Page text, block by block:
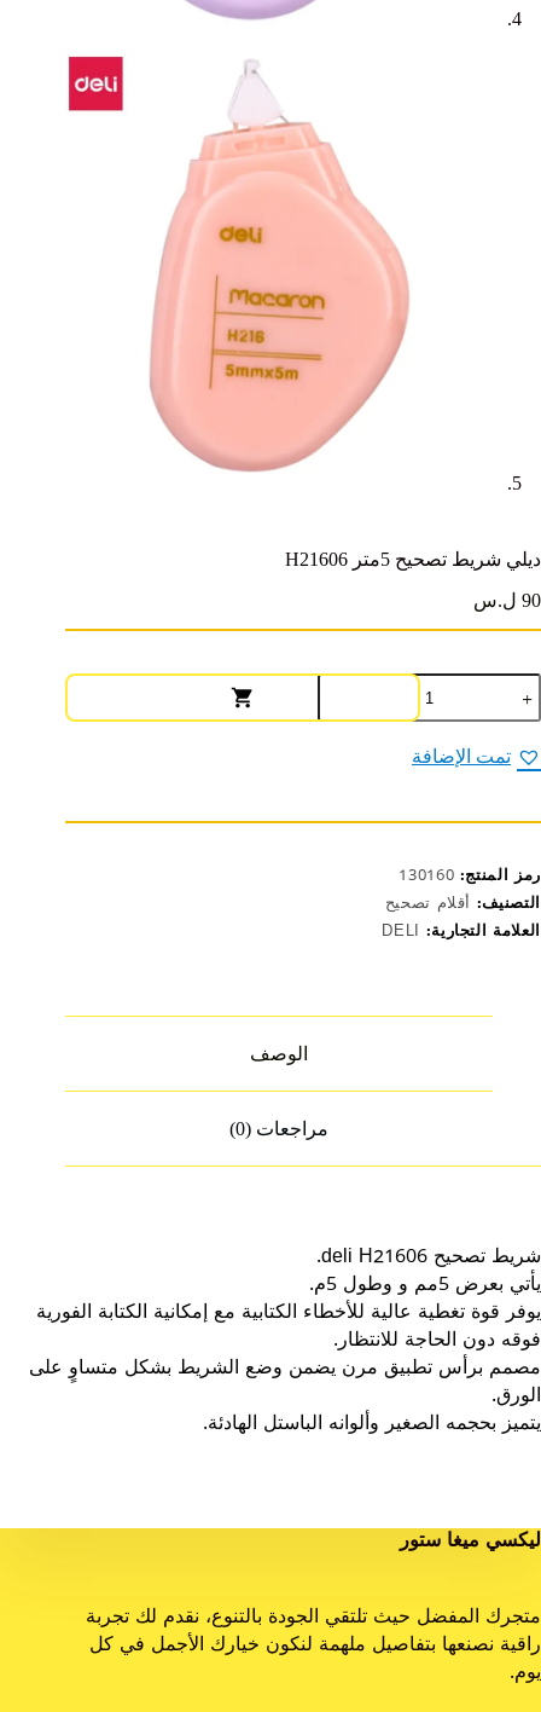
ديلي شريط تصحيح 5متر H21606
90 ل.س
كمية
ديلي
شريط
تصحيح
5متر
تمت الإضافة
رمز المنتج: 130160
التصنيف: أقلام تصحيح
العلامة التجارية: DELI
الوصف
مراجعات (0)
شريط تصحيح deli H21606.
يأتي بعرض 5مم و وطول 5م.
يوفر قوة تغطية عالية للأخطاء الكتابية مع إمكانية الكتابة الفورية
فوقه دون الحاجة للانتظار.
مصمم برأس تطبيق مرن يضمن وضع الشريط بشكل متساوٍ على
الورق.
يتميز بحجمه الصغير وألوانه الباستل الهادئة.
ليكسي ميغا ستور
متجرك المفضل حيث تلتقي الجودة بالتنوع، نقدم لك تجربة
راقية نصنعها بتفاصيل ملهمة لنكون خيارك الأجمل في كل
يوم.